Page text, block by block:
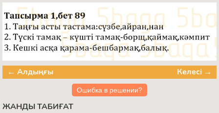
← Алдыңғы Келесі →
Ошибка в решении?
ЖАНДЫ ТАБИҒАТ